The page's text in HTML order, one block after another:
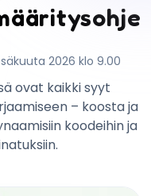
2026 klo 9.00
ovat kaikki syyt
– koosta ja
koodeihin ja